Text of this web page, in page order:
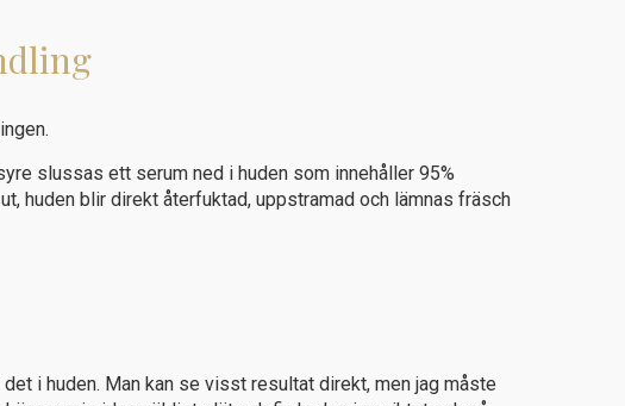
slussas ett serum ned i huden som innehåller 95%
huden blir direkt återfuktad, uppstramad och lämnas fräsch
i huden. Man kan se visst resultat direkt, men jag måste